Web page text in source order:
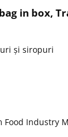
in box,
și siropuri
Food Industry